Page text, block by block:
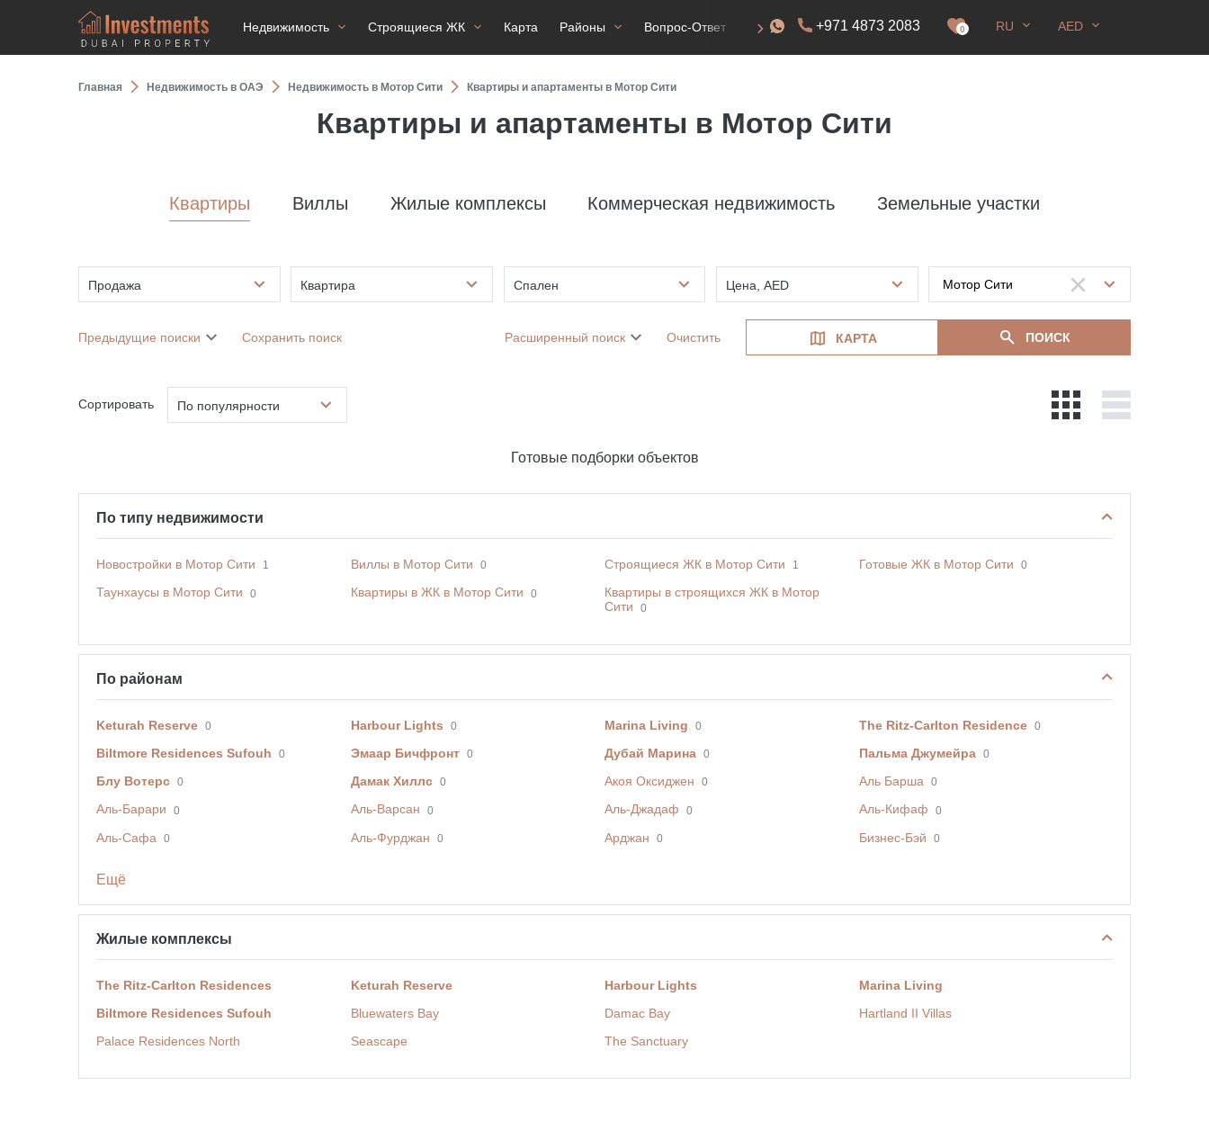
Недвижимость Строящиеся ЖК Карта Районы Вопрос-Ответ ВНЖ +971 4873 2083 0 RU AED
Главная Недвижимость в ОАЭ Недвижимость в Мотор Сити Квартиры и апартаменты в Мотор Сити
Квартиры и апартаменты в Мотор Сити
Квартиры Виллы Жилые комплексы Коммерческая недвижимость Земельные участки
Продажа Квартира Спален Цена, AED
Предыдущие поиски Сохранить поиск Расширенный поиск Очистить КАРТА ПОИСК
Сортировать По популярности
Готовые подборки объектов
По типу недвижимости
Новостройки в Мотор Сити 1 Виллы в Мотор Сити 0 Строящиеся ЖК в Мотор Сити 1 Готовые ЖК в Мотор Сити 0
Таунхаусы в Мотор Сити 0 Квартиры в ЖК в Мотор Сити 0
Квартиры в строящихся ЖК в Мотор
Сити
0
По районам
Keturah Reserve 0 Harbour Lights 0 Marina Living 0 The Ritz-Carlton Residence 0
Biltmore Residences Sufouh 0 Эмаар Бичфронт 0 Дубай Марина 0 Пальма Джумейра 0
Блу Вотерс 0 Дамак Хиллс 0 Акоя Оксиджен 0 Аль Барша 0
Аль-Барари 0 Аль-Варсан 0 Аль-Джадаф 0 Аль-Кифаф 0
Аль-Сафа 0 Аль-Фурджан 0 Арджан 0 Бизнес-Бэй 0
Ещё
Жилые комплексы
The Ritz-Carlton Residences Keturah Reserve Harbour Lights
Marina Living
Biltmore Residences Sufouh
Bluewaters Bay Damac Bay
Hartland II Villas
Palace Residences North
Seascape The Sanctuary